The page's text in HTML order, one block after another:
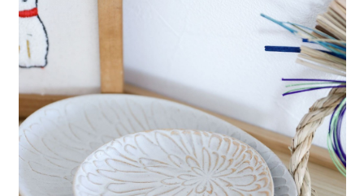
1.分期款項不併入電信帳單，「大哥付你分期」於每月結算日後寄送繳費提
醒簡訊。
2.透過簡訊連結打開帳單後，可選擇「超商條碼／台灣大直營門市／銀行轉
帳／街口支付／iPASS MONEY」等通路繳費。
1.本服務係由「台灣大哥大股份有限公司」（以下簡稱本公司）所提供，讓
用戶於交易時，得透過本服務購買商品或服務，並由商店將買賣／分期付款
買賣價金債權讓與本公司後，依約使用本公司帳單繳交帳款。
2.基於同意付款使用「大哥付你分期」之契約關係目的，商店將以您的個人
資料（包含姓名、電話或地址）提供予台灣大哥大進項蒐集、處理及利用，
由本公司與您本人進行分期帳單所需資料之確認、核對及更正。
3.完整用戶服務條款，請詳閱以下連結：https://oppay.tw/userRule
【「AFTEE先享後付」結帳流程】
１．於結帳方式選擇「AFTEE先享後付」後，將跳轉至「AFTEE先享後付」
結帳頁面，進行簡訊認證並確認金額後，即可完成結帳。
２．訂單成立數日內，您將收到繳費通知簡訊。
３．收到繳費通知簡訊後14天內，點擊此簡訊中的連結，可透過四大超商／
ATM／網路銀行／等多元方式進行付款，方視為交易完成。
※ 請注意：結帳手續完成當下不需立刻繳費，但若您需要取消訂單，請聯絡
購買商品的店家。未經商家同意取消之訂單仍視為有效，需透過AFTEE先享
後付繳納相關費用。
※ 交易是否成功請以「AFTEE先享後付 」之結帳頁面顯示為準，若有關於
是否繳費成功／繳費後需取消欲退款等相關疑問，請聯繫「AFTEE先享後付
客戶支援中心」https://netprotections.freshdesk.com/support/home
付款後 全家取貨
每筆NT$80，滿NT$888(含以上)免運費
7-11 取貨付款
每筆NT$80，滿NT$1,500(含以上)免運費
付款後 7-11取貨
每筆NT$80，滿NT$1,500(含以上)免運費
宅配
每筆NT$80，滿NT$1,500(含以上)免運費